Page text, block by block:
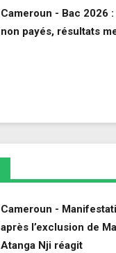
Cameroun - Bac 2026
non payés, résultats
Cameroun -
après l’exclusion de
Atanga Nji réagit